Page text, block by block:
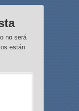
no será
están